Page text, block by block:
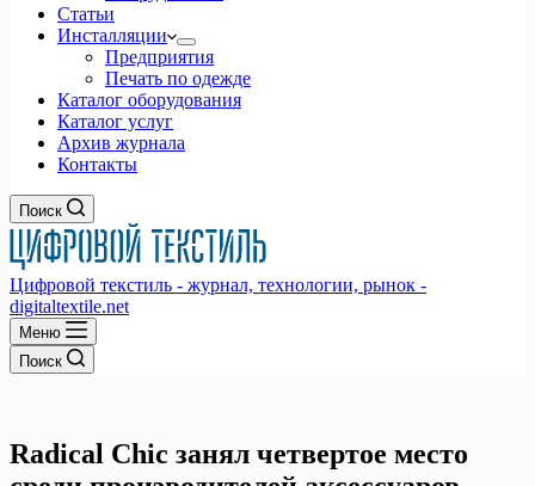
Статьи
Инсталляции
Предприятия
Печать по одежде
Каталог оборудования
Каталог услуг
Архив журнала
Контакты
Поиск
Цифровой текстиль - журнал, технологии, рынок -
digitaltextile.net
Меню
Поиск
Radical Chic занял четвертое место